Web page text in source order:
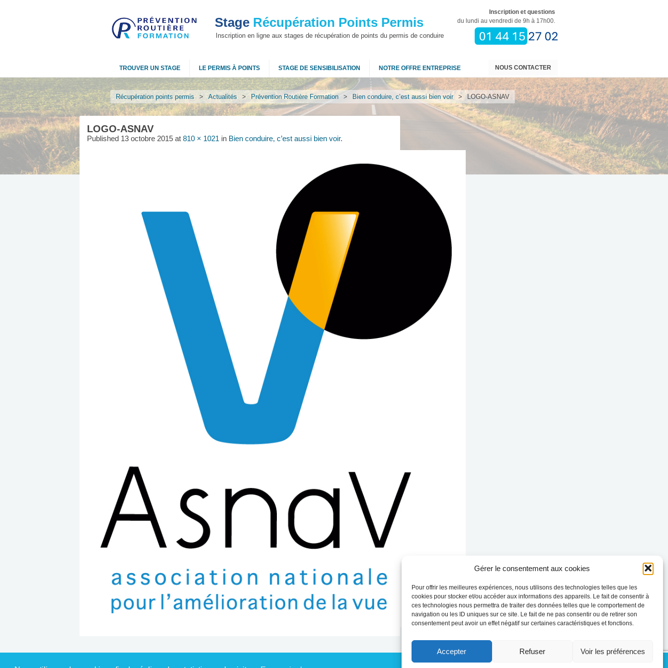
Gérer le consentement aux cookies
Pour offrir les meilleures expériences, nous utilisons des technologies telles que les
cookies pour stocker et/ou accéder aux informations des appareils. Le fait de consentir à
ces technologies nous permettra de traiter des données telles que le comportement de
navigation ou les ID uniques sur ce site. Le fait de ne pas consentir ou de retirer son
consentement peut avoir un effet négatif sur certaines caractéristiques et fonctions.
Accepter Refuser Voir les préférences
Stage Récupération Points Permis
Inscription en ligne aux stages de récupération de points du permis de conduire
Inscription et questions
du lundi au vendredi de 9h à 17h00.
NOUS CONTACTER
TROUVER UN STAGE LE PERMIS À POINTS STAGE DE SENSIBILISATION NOTRE OFFRE ENTREPRISE
Récupération points permis > Actualités > Prévention Routière Formation > Bien conduire, c’est aussi bien voir > LOGO-ASNAV
LOGO-ASNAV
Published 13 octobre 2015 at 810 × 1021 in Bien conduire, c’est aussi bien voir.